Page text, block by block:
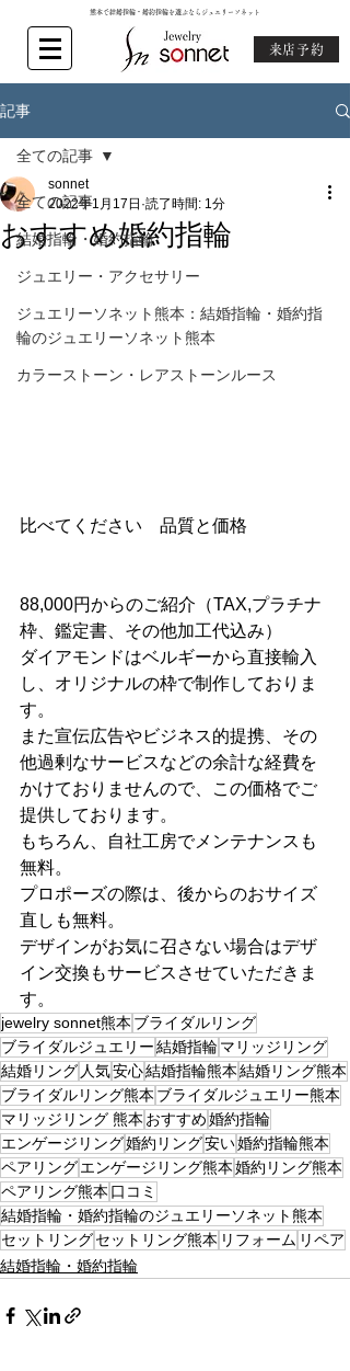
熊本で結婚指輪・婚約指輪を選ぶならジュエリーソネット
来店予約
記事
全ての記事
結婚指輪・婚約指輪
ジュエリー・アクセサリー
ジュエリーソネット熊本：結婚指輪・婚約指
輪のジュエリーソネット熊本
カラーストーン・レアストーンルース
全ての記事
おすすめ婚約指輪
sonnet
2022年1月17日 読了時間: 1分
比べてください　品質と価格
88,000円からのご紹介（TAX,プラチナ
枠、鑑定書、その他加工代込み）
ダイアモンドはベルギーから直接輸入
し、オリジナルの枠で制作しておりま
す。
また宣伝広告やビジネス的提携、その
他過剰なサービスなどの余計な経費を
かけておりませんので、この価格でご
提供しております。
もちろん、自社工房でメンテナンスも
無料。
プロポーズの際は、後からのおサイズ
直しも無料。
デザインがお気に召さない場合はデザ
イン交換もサービスさせていただきま
す。
jewelry sonnet熊本 ブライダルリング
ブライダルジュエリー結婚指輪 マリッジリング
結婚リング 人気安心結婚指輪熊本結婚リング熊本
ブライダルリング熊本 ブライダルジュエリー熊本
マリッジリング 熊本 おすすめ婚約指輪
エンゲージリング婚約リング安い婚約指輪熊本
ペアリングエンゲージリング熊本婚約リング熊本
ペアリング熊本 口コミ
結婚指輪・婚約指輪のジュエリーソネット熊本
セットリングセットリング熊本 リフォーム リペア
結婚指輪・婚約指輪